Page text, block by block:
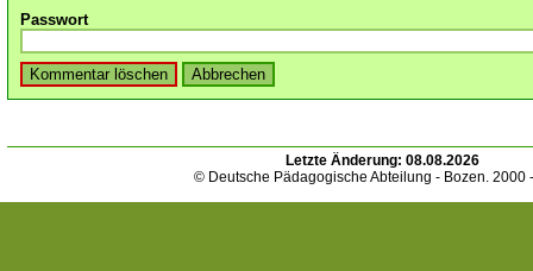
Passwort
Letzte Änderung: 08.08.2026
© Deutsche Pädagogische Abteilung - Bozen. 2000